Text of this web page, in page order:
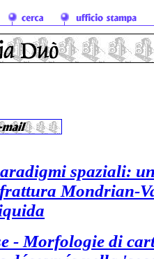
spaziali:
Mondrian-
- Morfologie di